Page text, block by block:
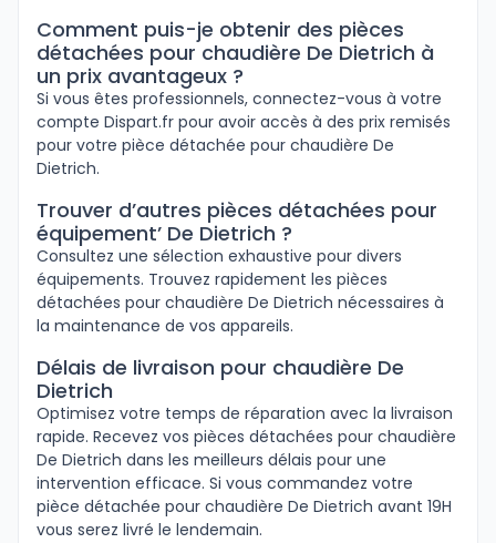
Comment puis-je obtenir des pièces
détachées pour chaudière De Dietrich à
un prix avantageux ?
Si vous êtes professionnels, connectez-vous à votre
compte Dispart.fr pour avoir accès à des prix remisés
pour votre pièce détachée pour chaudière De
Dietrich.
Trouver d’autres pièces détachées pour
équipement’ De Dietrich ?
Consultez une sélection exhaustive pour divers
équipements. Trouvez rapidement les pièces
détachées pour chaudière De Dietrich nécessaires à
la maintenance de vos appareils.
Délais de livraison pour chaudière De
Dietrich
Optimisez votre temps de réparation avec la livraison
rapide. Recevez vos pièces détachées pour chaudière
De Dietrich dans les meilleurs délais pour une
intervention efficace. Si vous commandez votre
pièce détachée pour chaudière De Dietrich avant 19H
vous serez livré le lendemain.